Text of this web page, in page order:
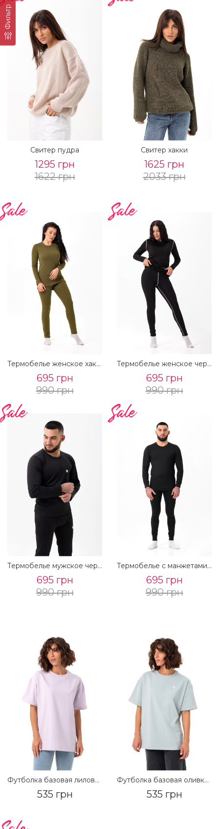
Фильтр
Свитер пудра
1295 грн
1622 грн
Свитер хакки
1625 грн
2033 грн
Термобелье женское хакки
695 грн
990 грн
Термобелье женское черное
695 грн
990 грн
Термобелье мужское черное
695 грн
990 грн
Термобелье с манжетами мужское черное
695 грн
990 грн
Футболка базовая лиловый
535 грн
Футболка базовая оливковый
535 грн